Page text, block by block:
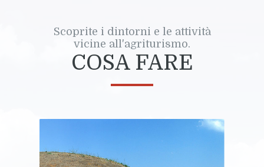
Scoprite i dintorni e le attività
vicine all'agriturismo.
COSA FARE